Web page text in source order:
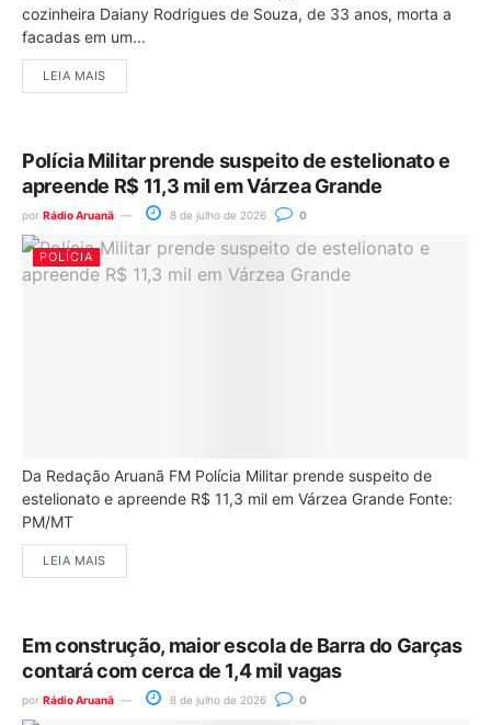
cozinheira Daiany Rodrigues de Souza, de 33 anos, morta a
facadas em um...
LEIA MAIS
Polícia Militar prende suspeito de estelionato e
apreende R$ 11,3 mil em Várzea Grande
por Rádio Aruanã 8 de julho de 2026 0
POLÍCIA
Da Redação Aruanã FM Polícia Militar prende suspeito de
estelionato e apreende R$ 11,3 mil em Várzea Grande Fonte:
PM/MT
LEIA MAIS
Em construção, maior escola de Barra do Garças
contará com cerca de 1,4 mil vagas
por Rádio Aruanã 8 de julho de 2026 0